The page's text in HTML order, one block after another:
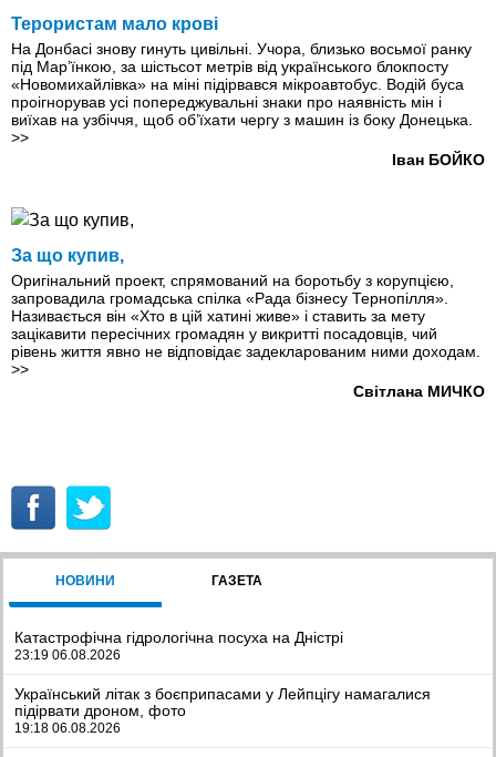
Терористам мало крові
На Донбасі знову гинуть цивільні. Учора, близько восьмої ранку
під Мар’їнкою, за шістьсот метрів від українського блокпосту
«Новомихайлівка» на міні підірвався мікроавтобус. Водій буса
проігнорував усі попереджувальні знаки про наявність мін і
виїхав на узбіччя, щоб об’їхати чергу з машин iз боку Донецька.
>>
Іван БОЙКО
За що купив,
Оригінальний проект, спрямований на боротьбу з корупцією,
запровадила громадська спілка «Рада бізнесу Тернопілля».
Називається він «Хто в цій хатині живе» і ставить за мету
зацікавити пересічних громадян у викритті посадовців, чий
рівень життя явно не відповідає задекларованим ними доходам.
>>
Світлана МИЧКО
НОВИНИ ГАЗЕТА
Катастрофічна гідрологічна посуха на Дністрі
23:19 06.08.2026
Український літак з боєприпасами у Лейпцігу намагалися
підірвати дроном, фото
19:18 06.08.2026